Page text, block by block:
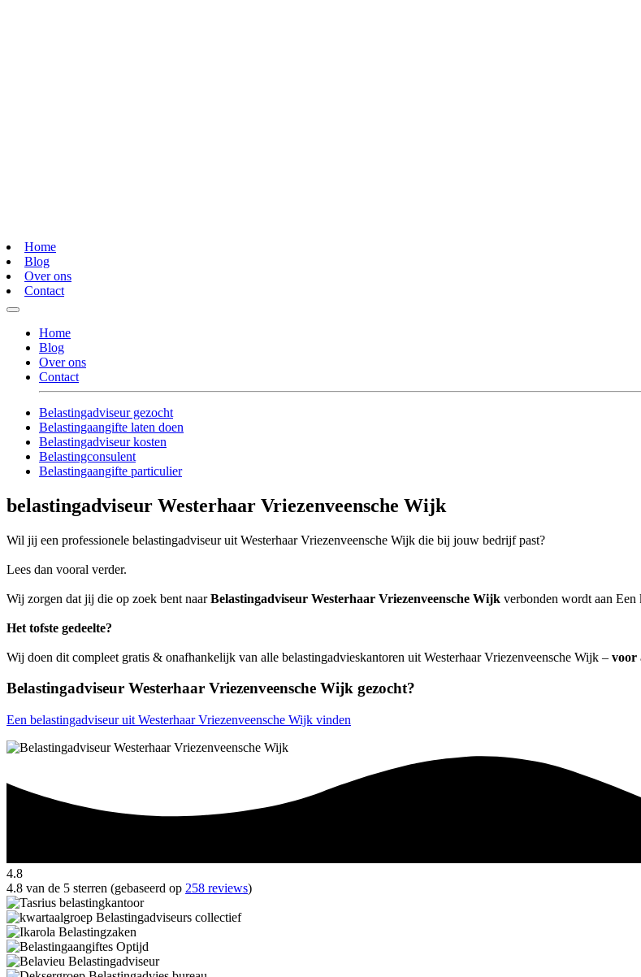
Home
Blog
Over ons
Contact
Home
Blog
Over ons
Contact
Belastingadviseur gezocht
Belastingaangifte laten doen
Belastingadviseur kosten
Belastingconsulent
Belastingaangifte particulier
belastingadviseur Westerhaar Vriezenveensche Wijk
Wil jij een professionele belastingadviseur uit Westerhaar Vriezenveensche Wijk die bij jouw bedrijf past?
Lees dan vooral verder.
Wij zorgen dat jij die op zoek bent naarBelastingadviseur Westerhaar Vriezenveensche Wijk verbonden wordt aan Een
Het tofste gedeelte?
Wij doen dit compleet gratis & onafhankelijk van alle belastingadvieskantoren uit Westerhaar Vriezenveensche Wijk – voor
Belastingadviseur Westerhaar Vriezenveensche Wijk gezocht?
Een belastingadviseur uit Westerhaar Vriezenveensche Wijk vinden
4.8
4.8 van de 5 sterren (gebaseerd op 258 reviews)